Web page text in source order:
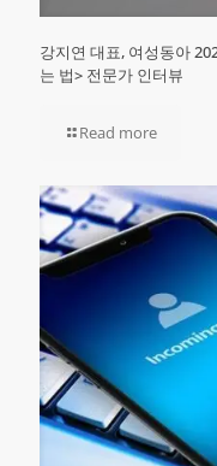
강지연 대표, 여성동아
는 법> 전문가 인터뷰
Read more